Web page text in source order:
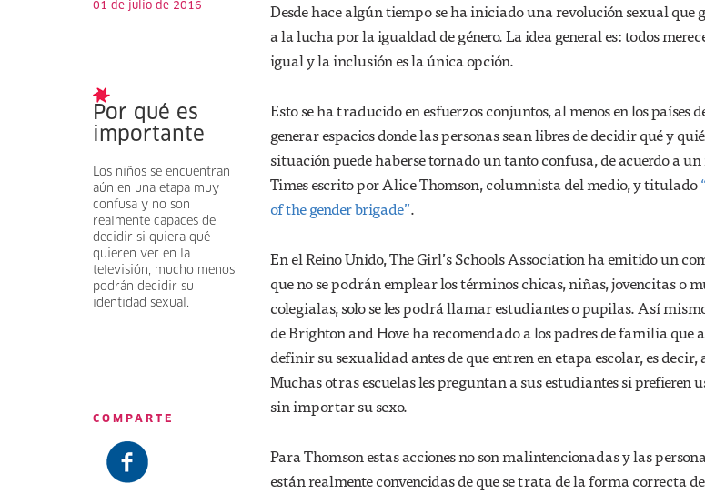
01 de julio de 2016
Por qué es
importante
Los niños se encuentran
aún en una etapa muy
confusa y no son
realmente capaces de
decidir si quiera qué
quieren ver en la
televisión, mucho menos
podrán decidir su
identidad sexual.
COMPARTE
Desde hace algún tiempo se ha iniciado una revolución sexual que
a la lucha por la igualdad de género. La idea general es: todos
igual y la inclusión es la única opción.
Esto se ha traducido en esfuerzos conjuntos, al menos en los países
generar espacios donde las personas sean libres de decidir qué y
situación puede haberse tornado un tanto confusa, de acuerdo a
Times escrito por Alice Thomson, columnista del medio, y titulado
of the gender brigade”.
En el Reino Unido, The Girl’s Schools Association ha emitido un
que no se podrán emplear los términos chicas, niñas, jovencitas o
colegialas, solo se les podrá llamar estudiantes o pupilas. Así
de Brighton and Hove ha recomendado a los padres de familia que
definir su sexualidad antes de que entren en etapa escolar, es decir,
Muchas otras escuelas les preguntan a sus estudiantes si prefieren
sin importar su sexo.
Para Thomson estas acciones no son malintencionadas y las
están realmente convencidas de que se trata de la forma correcta